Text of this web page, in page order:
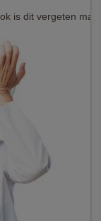
is dit vergeten